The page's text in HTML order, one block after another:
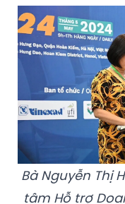
Bà Nguyễn Thị
tâm Hỗ trợ